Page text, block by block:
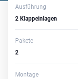
Ausführung
2 Klappeinlagen
Pakete
2
Montage